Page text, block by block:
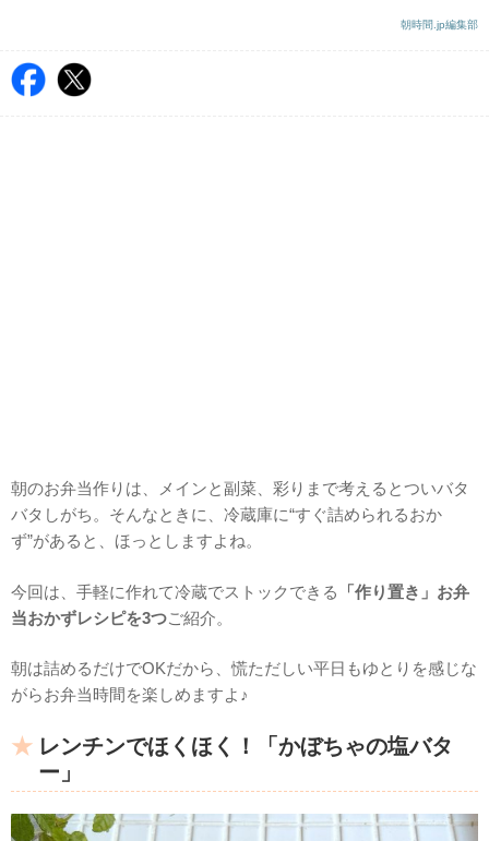
朝時間.jp編集部
朝のお弁当作りは、メインと副菜、彩りまで考えるとついバタ
バタしがち。そんなときに、冷蔵庫に“すぐ詰められるおか
ず”があると、ほっとしますよね。
今回は、手軽に作れて冷蔵でストックできる
「作り置き」お弁
当おかずレシピを3つご紹介。
朝は詰めるだけでOKだから、慌ただしい平日もゆとりを感じな
がらお弁当時間を楽しめますよ♪
レンチンでほくほく！「かぼちゃの塩バタ
ー」